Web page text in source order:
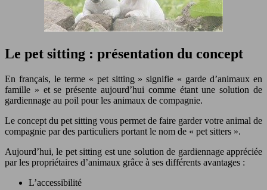
Le pet sitting : présentation du concept
En français, le terme « pet sitting » signifie « garde d’animaux en
famille » et se présente aujourd’hui comme étant une solution de
gardiennage au poil pour les animaux de compagnie.
Le concept du pet sitting vous permet de faire garder votre animal de
compagnie par des particuliers portant le nom de « pet sitters ».
Aujourd’hui, le pet sitting est une solution de gardiennage appréciée
par les propriétaires d’animaux grâce à ses différents avantages :
L’accessibilité